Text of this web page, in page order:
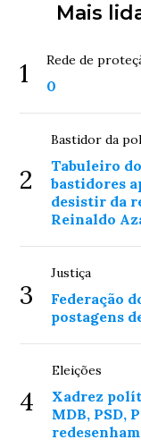
Mais
1 Rede de
0
2
Bastidor da
Tabuleiro
bastidores
desistir da
Reinaldo
3
Justiça
Federação
postagens
4
Eleições
Xadrez
MDB, PSD,